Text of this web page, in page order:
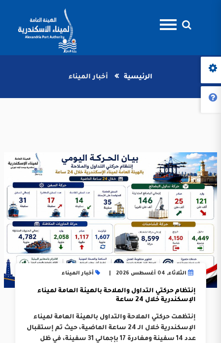
الرئيسية أخبار الميناء
الثلاثاء, 04 أغسطس 2026 أخبار الميناء
إنتظام حركتي التداول والملاحة بالهيئة العامة لميناء
الإسكندرية خلال 24 ساعة
إنتظمت حركتي الملاحة والتداول بالهيئة العامة لميناء
الإسكندرية خلال الـ 24 ساعة الماضية، حيث تم إستقبال
عدد 14 سفينة ومغادرة 17 بإجمالي 31 سفينة، في ظل